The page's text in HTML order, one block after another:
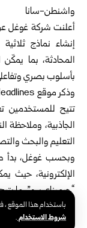
باستخدام هذا الموقع ،
شروط الاستخدام.
واشنطن-سانا
أعلنت شركة غوغل
إنشاء نماذج
المحادثة، بما
بأسلوب بصري
تتيح للمستخدمين
الجاذبية، وملاحظة
التعليم والبحث
وبحسب غوغل، بدأ
الإلكترونية، حيث
“جيميناي برو”، ما
متعددة.
ويأتي هذا